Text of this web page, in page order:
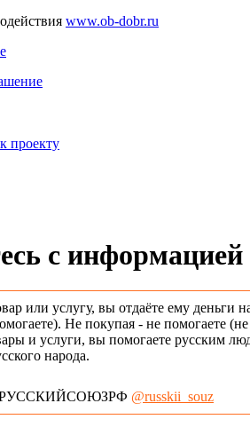
www.ob-dobr.ru
проекту
с информацией
или услугу, вы отдаёте ему деньги
Не покупая - не помогаете
и услуги, вы помогаете русским
народа.
РУССКИЙСОЮЗРФ @russkii_souz